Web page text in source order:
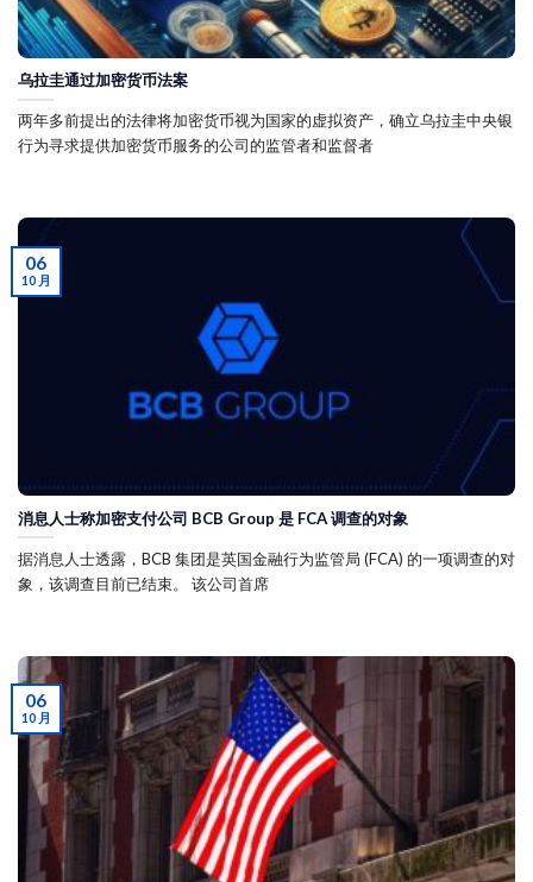
乌拉圭通过加密货币法案
两年多前提出的法律将加密货币视为国家的虚拟资产，确立乌拉圭中央银
行为寻求提供加密货币服务的公司的监管者和监督者
消息人士称加密支付公司 BCB Group 是 FCA 调查的对象
据消息人士透露，BCB 集团是英国金融行为监管局 (FCA) 的一项调查的对
象，该调查目前已结束。 该公司首席
06
10 月
06
10 月